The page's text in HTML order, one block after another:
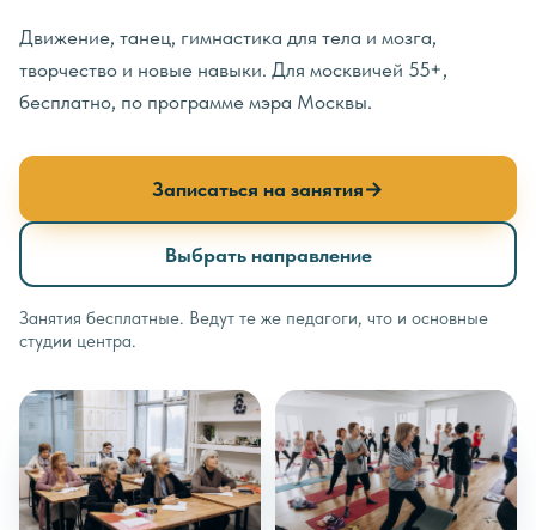
Движение, танец, гимнастика для тела и мозга,
творчество и новые навыки. Для москвичей 55+,
бесплатно, по программе мэра Москвы.
Записаться на занятия→
Выбрать направление
Занятия бесплатные. Ведут те же педагоги, что и основные
студии центра.